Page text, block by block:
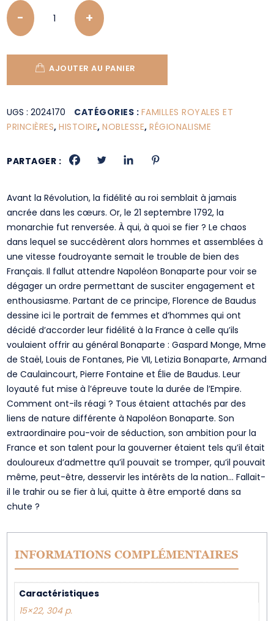
Quantity
AJOUTER AU PANIER
UGS :2024170 CATÉGORIES : FAMILLES ROYALES ET
PRINCIÈRES,HISTOIRE,NOBLESSE,RÉGIONALISME
PARTAGER :
Avant la Révolution, la fidélité au roi semblait à jamais
ancrée dans les cœurs. Or, le 21 septembre 1792, la
monarchie fut renversée. À qui, à quoi se fier ? Le chaos
dans lequel se succédèrent alors hommes et assemblées à
une vitesse foudroyante semait le trouble de bien des
Français. Il fallut attendre Napoléon Bonaparte pour voir se
dégager un ordre permettant de susciter engagement et
enthousiasme. Partant de ce principe, Florence de Baudus
dessine ici le portrait de femmes et d’hommes qui ont
décidé d’accorder leur fidélité à la France à celle qu’ils
voulaient offrir au général Bonaparte : Gaspard Monge, Mme
de Staël, Louis de Fontanes, Pie VII, Letizia Bonaparte, Armand
de Caulaincourt, Pierre Fontaine et Élie de Baudus. Leur
loyauté fut mise à l’épreuve toute la durée de l’Empire.
Comment ont-ils réagi ? Tous étaient attachés par des
liens de nature différente à Napoléon Bonaparte. Son
extraordinaire pou-voir de séduction, son ambition pour la
France et son talent pour la gouverner étaient tels qu’il était
douloureux d’admettre qu’il pouvait se tromper, qu’il pouvait
même, peut-être, desservir les intérêts de la nation… Fallait-
il le trahir ou se fier à lui, quitte à être emporté dans sa
chute ?
INFORMATIONS COMPLÉMENTAIRES
Caractéristiques
15×22, 304 p.